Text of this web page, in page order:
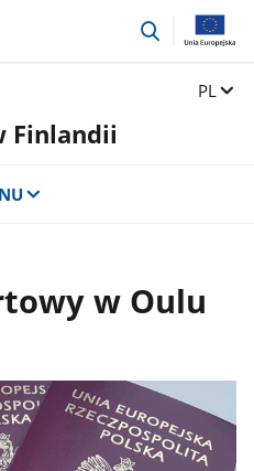
przejdź
Zmień
PL
Finlandii
w Oulu